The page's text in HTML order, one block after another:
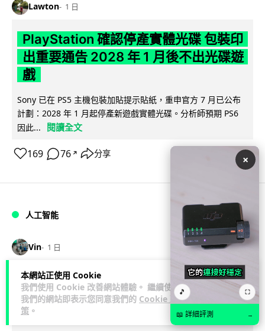
本網站正使用 Cookie
我們使用 Cookie 改善網站體驗。 繼續使用
我們的網站即表示您同意我們的 Cookie 政
策 。
Lawton 1 日
PlayStation 確認停產實體光碟 包裝印
出重要通告 2028 年 1 月後不出光碟遊
戲
Sony 已在 PS5 主機包裝加貼提示貼紙，重申官方 7 月已公布
計劃：2028 年 1 月起停產新遊戲實體光碟。分析師預期 PS6
因此...
閱讀全文
169 76 ↗ 分享
人工智能
Vin 1 日
Samsung 展示 Galaxy AI 新方向 未來
手機毋須輸入文字 轉向 Agent 全自動操
作
×
🎵 ⛶
📖 詳細評測 →